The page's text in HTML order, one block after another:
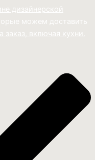
дизайнерской
можем доставить
заказ, включая кухни.